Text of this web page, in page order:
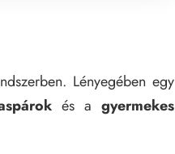
Lényegében egy
és a gyermekes